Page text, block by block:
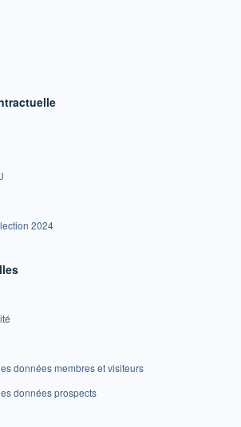
2024
données membres et visiteurs
données prospects